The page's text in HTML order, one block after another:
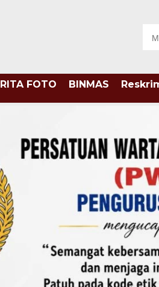
FOTO BINMAS